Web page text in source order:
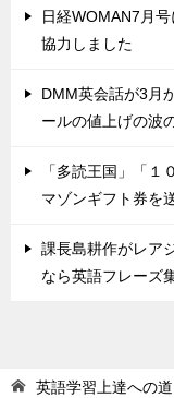
日経WOMAN7月
協力しました
DMM英会話が3月
ールの値上げの波
「多読王国」「
マゾンギフト券を
課長島耕作がレア
なら英語フレーズ
英語学習上達への